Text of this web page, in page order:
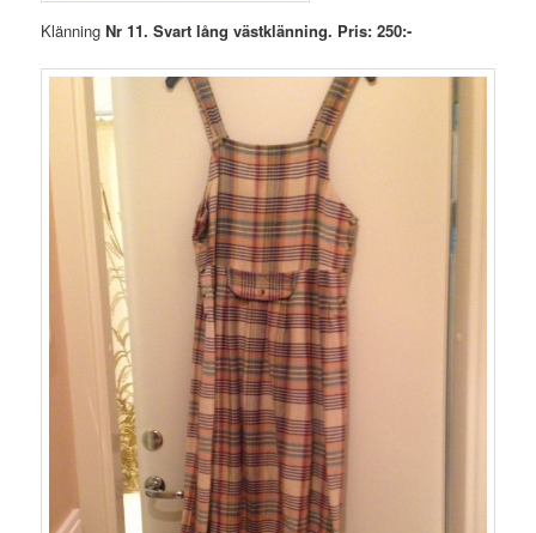
KlänningNr 11. Svart lång västklänning. Pris: 250:-